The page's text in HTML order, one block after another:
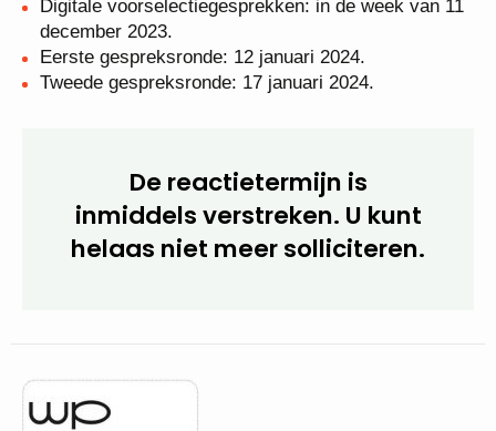
Digitale voorselectiegesprekken: in de week van
11 december 2023.
Eerste gespreksronde: 12 januari 2024.
De reactietermijn is
inmiddels verstreken. U kunt